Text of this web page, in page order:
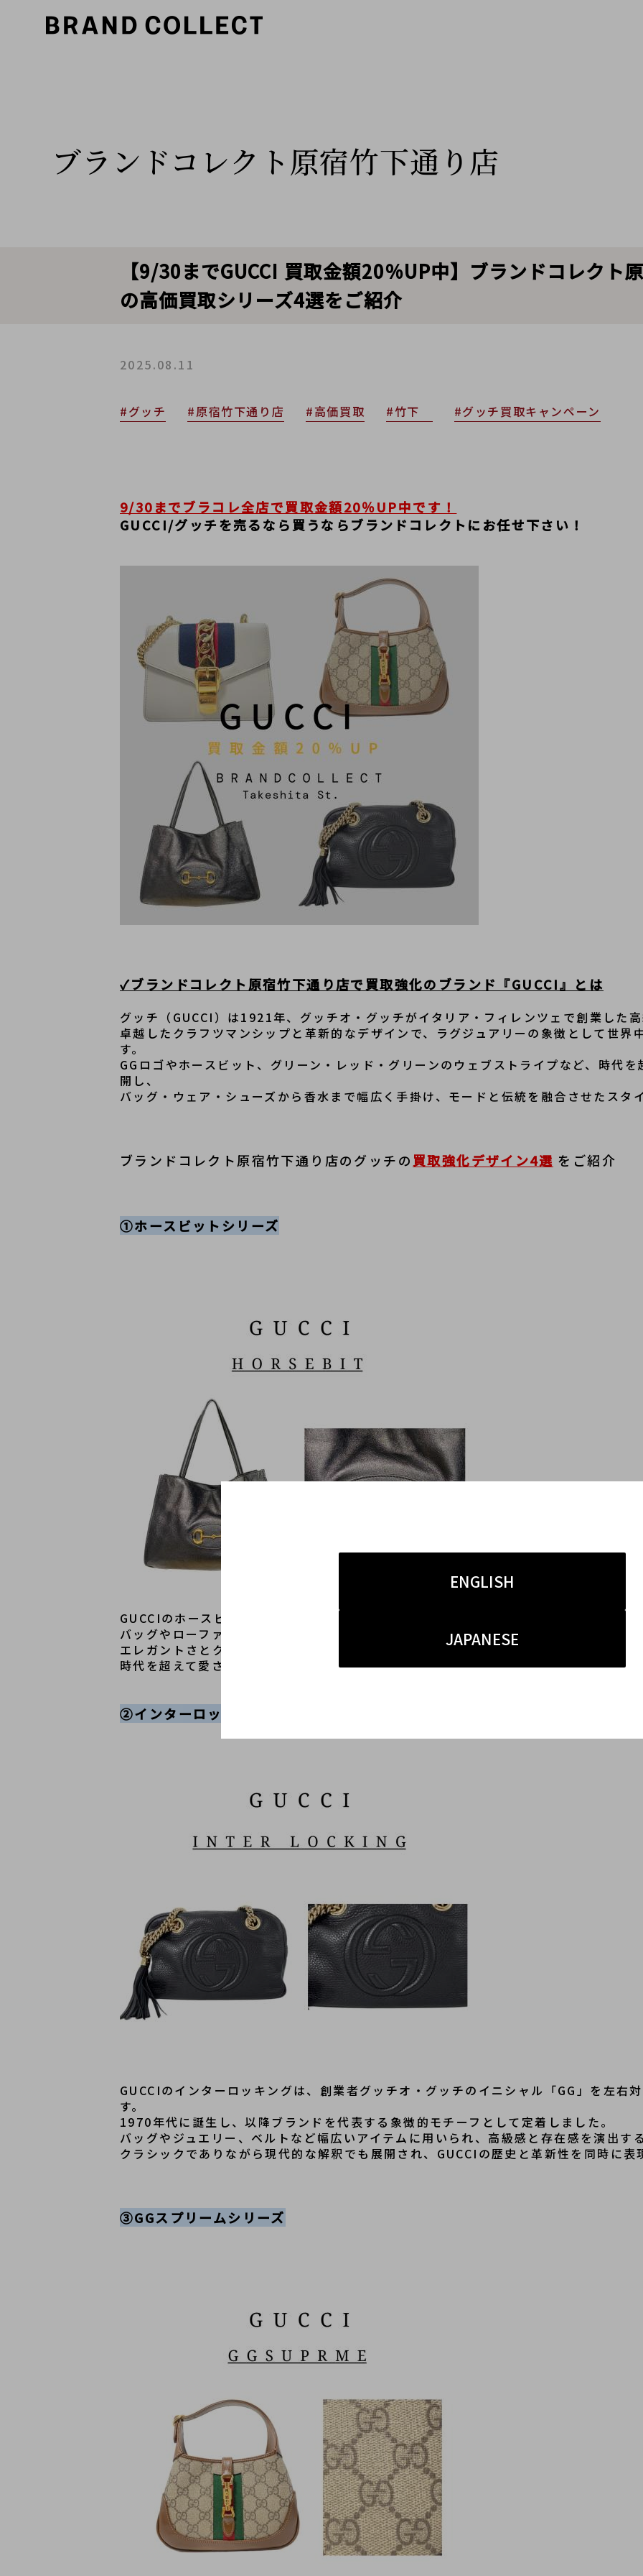
ENGLISH
JAPANESE
ブランドコレクト原宿竹下通り店
【9/30までGUCCI 買取金額20％UP中】ブランドコレクト
の高価買取シリーズ4選をご紹介
2025.08.11
#グッチ #原宿竹下通り店 #高価買取 #竹下 #グッチ買取キャンペーン
9/30までブラコレ全店で買取金額20％UP中です！
GUCCI/グッチを売るなら買うならブランドコレクトにお任せ下さい！
✓ブランドコレクト原宿竹下通り店で買取強化のブランド『GUCCI』とは
グッチ（GUCCI）は1921年、グッチオ・グッチがイタリア・フィレンツェで創業した高
卓越したクラフツマンシップと革新的なデザインで、ラグジュアリーの象徴として世界
す。
GGロゴやホースビット、グリーン・レッド・グリーンのウェブストライプなど、時代
開し、
バッグ・ウェア・シューズから香水まで幅広く手掛け、モードと伝統を融合させたスタ
ブランドコレクト原宿竹下通り店のグッチの 買取強化デザイン4選 をご紹介
①ホースビットシリーズ
GUCCIのホースビットは、1950年代に登場した、乗馬のくつわ（馬具）をモチーフにし
バッグやローファーなど多くのアイテムに採用され、ブランドの象徴的ディテールとし
エレガントさとクラシックな雰囲気を併せ持ち、フォーマルからカジュアルまで幅広く
時代を超えて愛される普遍的なデザインで、GUCCIの伝統とアイデンティティを体現して
②インターロッキングシリーズ
GUCCIのインターロッキングは、創業者グッチオ・グッチのイニシャル「GG」を左右
す。
1970年代に誕生し、以降ブランドを代表する象徴的モチーフとして定着しました。
バッグやジュエリー、ベルトなど幅広いアイテムに用いられ、高級感と存在感を演出す
クラシックでありながら現代的な解釈でも展開され、GUCCIの歴史と革新性を同時に表
③GGスプリームシリーズ